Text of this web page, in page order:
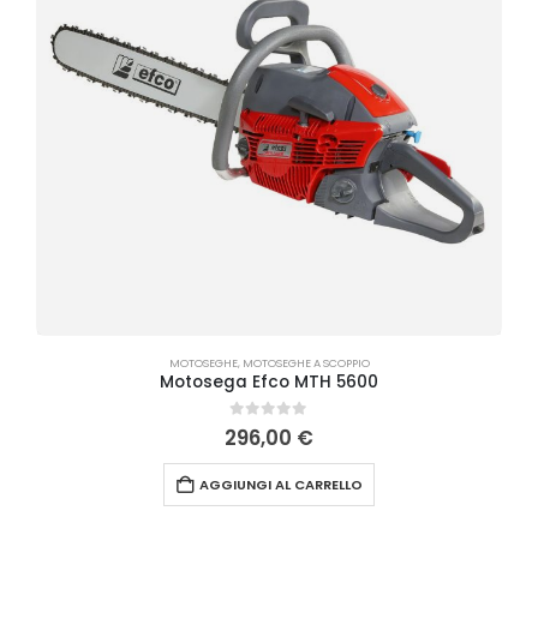
MOTOSEGHE, MOTOSEGHE A SCOPPIO
Motosega Efco MTH 5600
0Su 5
296,00 €
AGGIUNGI AL CARRELLO